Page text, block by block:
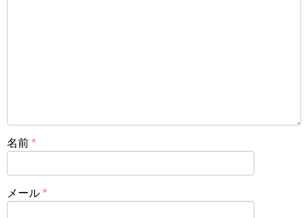
名前 *
メール *